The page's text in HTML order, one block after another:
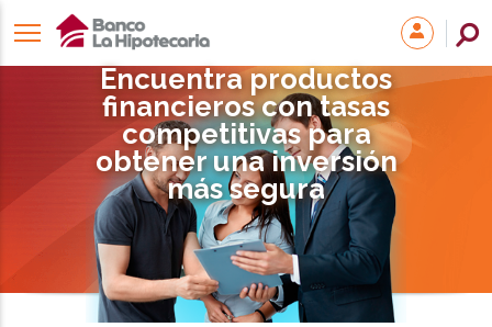
Encuentra productos
financieros con tasas
competitivas para
obtener una inversión
más segura